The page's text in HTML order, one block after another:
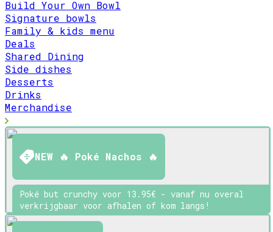
Build Your Own Bowl
Signature bowls
Family & kids menu
Deals
Shared Dining
Side dishes
Desserts
Drinks
Merchandise
NEW 🔥 Poké Nachos 🔥
Poké but crunchy voor 13.95€ - vanaf nu overal
verkrijgbaar voor afhalen of kom langs!